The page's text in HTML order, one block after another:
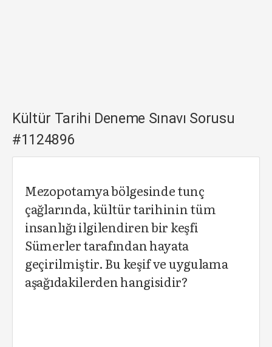
Kültür Tarihi Deneme Sınavı Sorusu
#1124896
Mezopotamya bölgesinde tunç
çağlarında, kültür tarihinin tüm
insanlığı ilgilendiren bir keşfi
Sümerler tarafından hayata
geçirilmiştir. Bu keşif ve uygulama
aşağıdakilerden hangisidir?